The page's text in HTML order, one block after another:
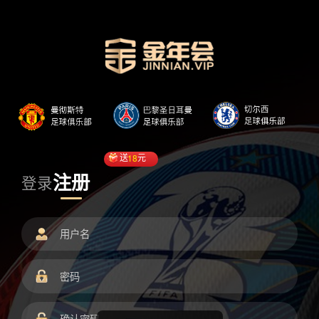
登录注册
送18元